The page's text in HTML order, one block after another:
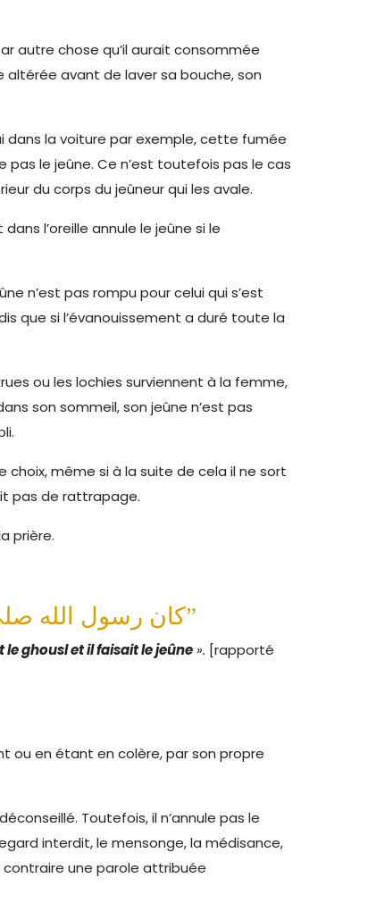
autre chose qu’il aurait consommée
altérée avant de laver sa bouche, son
dans la voiture par exemple, cette fumée
pas le jeûne. Ce n’est toutefois pas le cas
du corps du jeûneur qui les avale.
l’oreille annule le jeûne si le
n’est pas rompu pour celui qui s’est
que si l’évanouissement a duré toute la
ou les lochies surviennent à la femme,
son sommeil, son jeûne n’est pas
même si à la suite de cela il ne sort
pas de rattrapage.
prière.
كان رسول الله صلى الله عليه وسلم يدركه الفجر وهو جنب من أهله ثم يغتسل ويصوم”
ghousl et il faisait le jeûne». [rapporté
ou en étant en colère, par son propre
Toutefois, il n’annule pas le
interdit, le mensonge, la médisance,
contraire une parole attribuée